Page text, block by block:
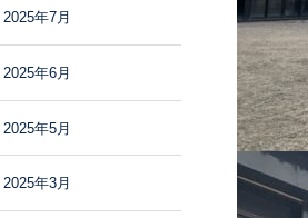
2025年7月
2025年6月
2025年5月
2025年3月